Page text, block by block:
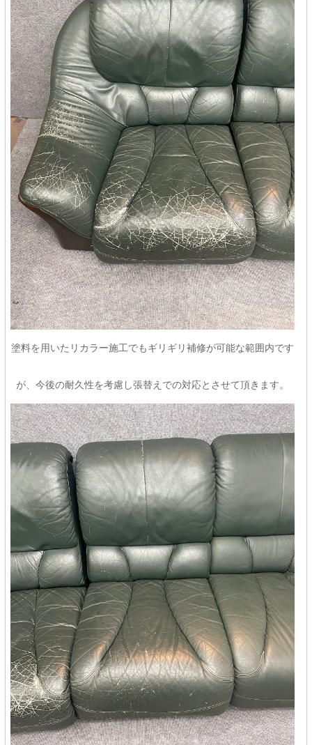
塗料を用いたリカラー施工でもギリギリ補修が可能な範囲内です
が、今後の耐久性を考慮し張替えでの対応とさせて頂きます。